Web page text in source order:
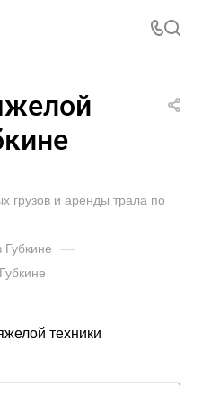
грузов и аренды трала по
Губкине —